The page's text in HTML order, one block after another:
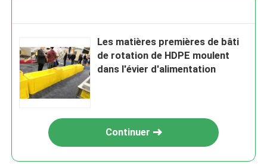
Les matières premières de bâti
de rotation de HDPE moulent
dans l'évier d'alimentation
Continuer